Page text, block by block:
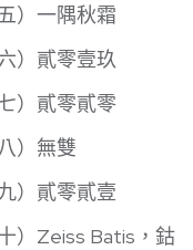
）一隅秋霜
）貳零壹玖
）貳零貳零
）無雙
）貳零貳壹
）Zeiss Batis，鈷